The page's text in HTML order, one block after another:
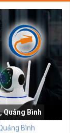
Quảng Bình
Bình